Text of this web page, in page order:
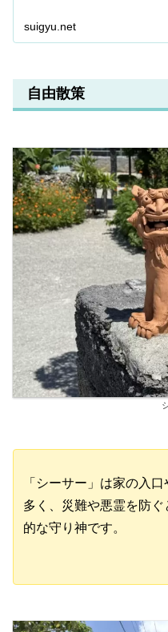
suigyu.net
自由散策
「シーサー」は家の入
多く、災難や悪霊を防
的な守り神です。